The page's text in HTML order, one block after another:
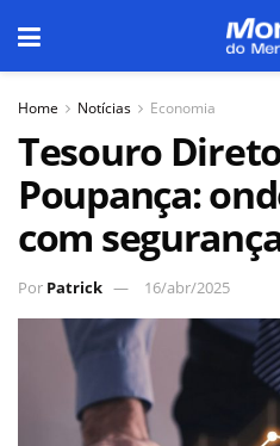
Home Notícias Economia
Tesouro
Poupança:
com
Por Patrick 16/abr/2025